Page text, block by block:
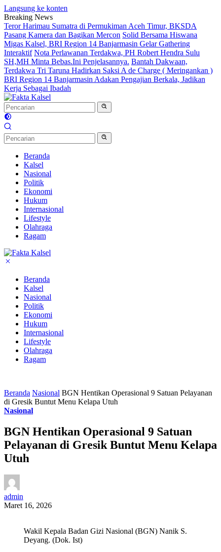
Langsung ke konten
Breaking News
Teror Harimau Sumatra di Permukiman Aceh Timur, BKSDA
Pasang Kamera dan Bagikan Mercon Solid Bersama Hiswana
Migas Kalsel, BRI Region 14 Banjarmasin Gelar Gathering
Interaktif Nota Perlawanan Terdakwa, PH Robert Hendra Sulu
SH,MH Minta Bebas.Ini Penjelasannya. Bantah Dakwaan,
Terdakwa Tri Taruna Hadirkan Saksi A de Charge ( Meringankan )
BRI Region 14 Banjarmasin Adakan Pengajian Berkala, Jadikan
Kerja Sebagai Ibadah
Beranda
Kalsel
Nasional
Politik
Ekonomi
Hukum
Internasional
Lifestyle
Olahraga
Ragam
Beranda
Kalsel
Nasional
Politik
Ekonomi
Hukum
Internasional
Lifestyle
Olahraga
Ragam
Beranda Nasional BGN Hentikan Operasional 9 Satuan Pelayanan
di Gresik Buntut Menu Kelapa Utuh
Nasional
BGN Hentikan Operasional 9 Satuan
Pelayanan di Gresik Buntut Menu Kelapa
Utuh
admin
Maret 16, 2026
Wakil Kepala Badan Gizi Nasional (BGN) Nanik S.
Deyang. (Dok. Ist)